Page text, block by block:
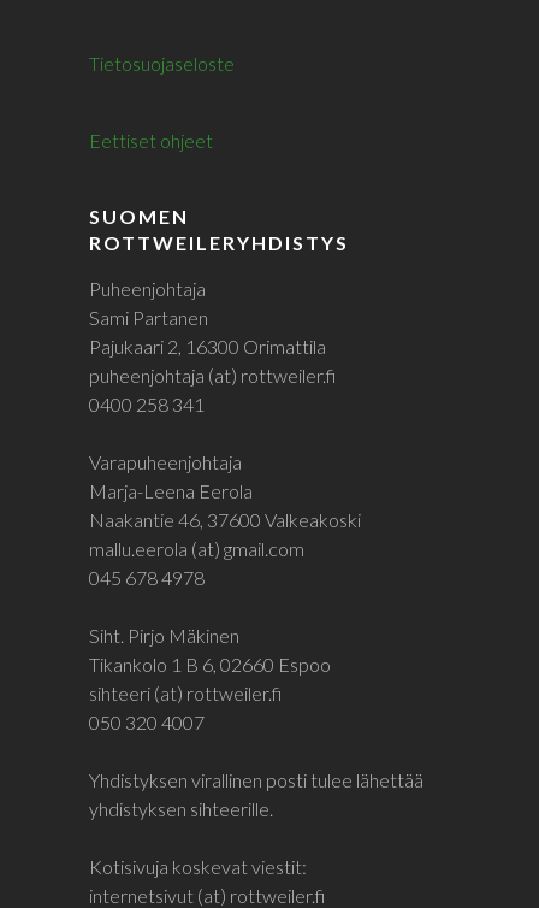
Tietosuojaseloste
Eettiset ohjeet
SUOMEN
ROTTWEILERYHDISTYS
Puheenjohtaja
Sami Partanen
Pajukaari 2, 16300 Orimattila
puheenjohtaja (at) rottweiler.fi
0400 258 341
Varapuheenjohtaja
Marja-Leena Eerola
Naakantie 46, 37600 Valkeakoski
mallu.eerola (at) gmail.com
045 678 4978
Siht. Pirjo Mäkinen
Tikankolo 1 B 6, 02660 Espoo
sihteeri (at) rottweiler.fi
050 320 4007
Yhdistyksen virallinen posti tulee lähettää
yhdistyksen sihteerille.
Kotisivuja koskevat viestit:
internetsivut (at) rottweiler.fi